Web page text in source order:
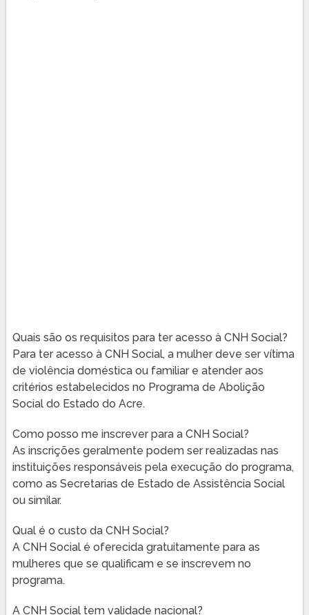
Quais são os requisitos para ter acesso à CNH Social?
Para ter acesso à CNH Social, a mulher deve ser vítima
de violência doméstica ou familiar e atender aos
critérios estabelecidos no Programa de Abolição
Social do Estado do Acre.
Como posso me inscrever para a CNH Social?
As inscrições geralmente podem ser realizadas nas
instituições responsáveis pela execução do programa,
como as Secretarias de Estado de Assistência Social
ou similar.
Qual é o custo da CNH Social?
A CNH Social é oferecida gratuitamente para as
mulheres que se qualificam e se inscrevem no
programa.
A CNH Social tem validade nacional?